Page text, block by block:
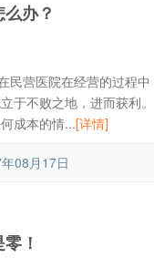
办？
民营医院在经营的过程
于不败之地，进而获利
成本的情...[详情]
08月17日
！